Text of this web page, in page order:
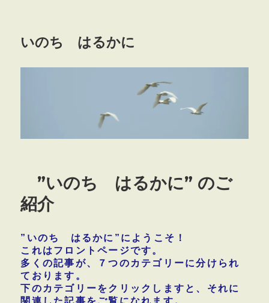
いのち はるかに
”いのち はるかに” のご
紹介
”いのち はるかに”にようこそ！
これは フロントページです。
多くの記事が、
７つのカテゴリーに分けられ
ております。
下のカテゴリーをクリックしますと、それに
関連した記事をご覧になれます。